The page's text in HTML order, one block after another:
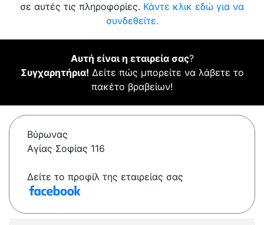
σε αυτές τις πληροφορίες. Κάντε κλικ εδώ για να
συνδεθείτε.
Αυτή είναι η εταιρεία σας?
Συγχαρητήρια! Δείτε πώς μπορείτε να λάβετε το
πακέτο βραβείων!
Βύρωνας
Αγίας Σοφίας 116
Δείτε το προφίλ της εταιρείας σας